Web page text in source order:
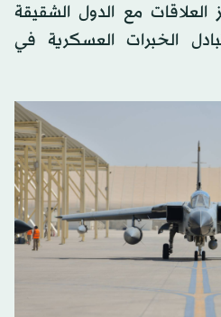
العلاقات مع الدول الشقيقة
الخبرات العسكرية في